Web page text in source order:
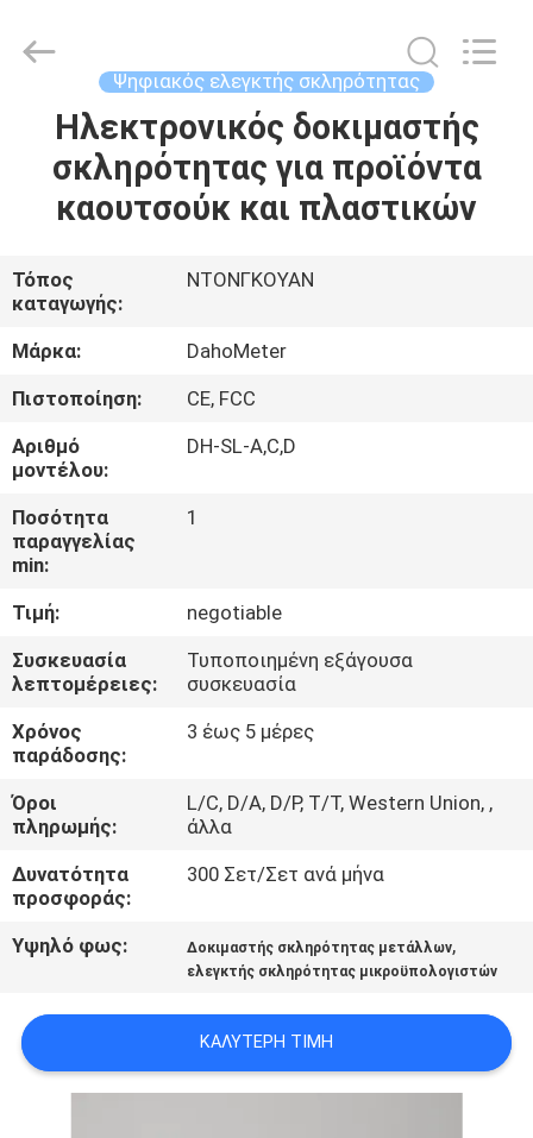
ΣΠΊΤΙ
ΠΡΟΪΌΝΤΑ
ΠΕΡΊΠΟΥ
ΕΜΕΊΣ
ΓΎΡΟΣ
ΕΡΓΟΣΤΑΣΊΩΝ
ΠΟΙΟΤΙΚΌΣ
ΈΛΕΓΧΟΣ
ΜΑΣ
ΕΛΆΤΕ
ΕΠΑΦΉ
ΜΕ
ΖΗΤΉΣΤΕ
ΈΝΑ
ΑΠΌΣΠΑΣΜΑ
SITEMAP
PRIVACY
2018
Guangdong Hongtuo Instrument Technology Co.,Ltd.
Ψηφιακός ελεγκτής σκληρότητας
Ηλεκτρονικός δοκιμαστής
σκληρότητας για προϊόντα
καουτσούκ και πλαστικών
Τόπος
καταγωγής:
ΝΤΟΝΓΚΟΥΑΝ
Μάρκα:
DahoMeter
Πιστοποίηση:
CE, FCC
Αριθμό
μοντέλου:
DH-SL-A,C,D
Ποσότητα
παραγγελίας
min:
1
Τιμή:
negotiable
Συσκευασία
λεπτομέρειες:
Τυποποιημένη εξάγουσα
συσκευασία
Χρόνος
παράδοσης:
3 έως 5 μέρες
Όροι
πληρωμής:
L/C, D/A, D/P, T/T, Western Union, ,
άλλα
Δυνατότητα
προσφοράς:
300 Σετ/Σετ ανά μήνα
Υψηλό φως: Δοκιμαστής σκληρότητας μετάλλων,
ελεγκτής σκληρότητας μικροϋπολογιστών
ΚΑΛΎΤΕΡΗ ΤΙΜΉ